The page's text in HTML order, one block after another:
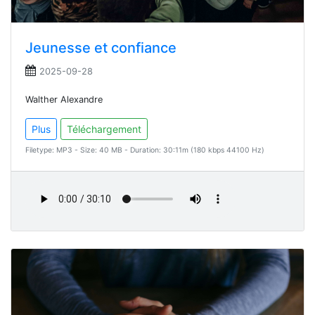
Jeunesse et confiance
2025-09-28
Walther Alexandre
Plus Téléchargement
Filetype: MP3 - Size: 40 MB - Duration: 30:11m (180 kbps 44100 Hz)